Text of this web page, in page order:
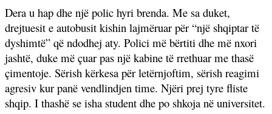
Dera u hap dhe një polic hyri brenda. Me sa duket,
drejtuesit e autobusit kishin lajmëruar për “një shqiptar të
dyshimtë” që ndodhej aty. Polici më bërtiti dhe më nxori
jashtë, duke më çuar pas një kabine të rrethuar me thasë
çimentoje. Sërish kërkesa për letërnjoftim, sërish reagimi
agresiv kur panë vendlindjen time. Njëri prej tyre fliste
shqip. I thashë se isha student dhe po shkoja në universitet.